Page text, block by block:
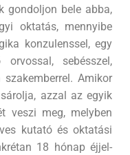
gondoljon bele abba,
oktatás, mennyibe
konzulenssel, egy
orvossal, sebésszel,
Amikor
azzal az egyik
veszi meg, melyben
kutató és oktatási
18 hónap éjjel-